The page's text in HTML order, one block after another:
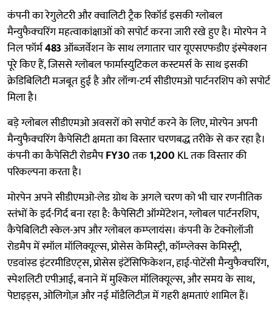
कंपनी का रेगुलेटरी और क्वालिटी ट्रैक रिकॉर्ड इसकी ग्लोबल
मैन्युफैक्चरिंग महत्वाकांक्षाओं को सपोर्ट करना जारी रखे हुए है। मोरपेन ने
निल फॉर्म483ऑब्ज़र्वेशन के साथ लगातार चार यूएसएफडीए इंस्पेक्शन
पूरे किए हैं, जिससे ग्लोबल फार्मास्युटिकल कस्टमर्स के साथ इसकी
क्रेडिबिलिटी मजबूत हुई है और लॉन्ग-टर्म सीडीएमओ पार्टनरशिप को सपोर्ट
मिला है।
बड़े ग्लोबल सीडीएमओ अवसरों को सपोर्ट करने के लिए, मोरपेन अपनी
मैन्युफैक्चरिंग कैपेसिटी क्षमता का विस्तार चरणबद्ध तरीके से कर रहा है।
कंपनी का कैपेसिटी रोडमैपFY30तक1,200 KL तक विस्तार की
परिकल्पना करता है।
मोरपेन अपने सीडीएमओ-लेड ग्रोथ के अगले चरण को भी चार रणनीतिक
स्तंभों के इर्द-गिर्द बना रहा है: कैपेसिटी ऑग्मेंटेशन, ग्लोबल पार्टनरशिप,
कैपेबिलिटी स्केल-अप और ग्लोबल कम्प्लायंस। कंपनी के टेक्नोलॉजी
रोडमैप में स्मॉल मॉलिक्यूल्स, प्रोसेस केमिस्ट्री, कॉम्प्लेक्स केमिस्ट्री,
एडवांस्ड इंटरमीडिएट्स, प्रोसेस इंटेंसिफिकेशन, हाई-पोटेंसी मैन्युफैक्चरिंग,
स्पेशलिटी एपीआई, बनाने में मुश्किल मॉलिक्यूल्स, और समय के साथ,
पेप्टाइड्स, ओलिगोज़ और नई मॉडैलिटीज़ में गहरी क्षमताएं शामिल हैं।